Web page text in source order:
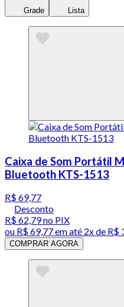
Grade Lista
Caixa de Som Portátil
Bluetooth KTS-1513
R$ 69,77
Desconto
R$ 62,79no PIX
ou R$ 69,77em até 2x de R$
COMPRAR AGORA